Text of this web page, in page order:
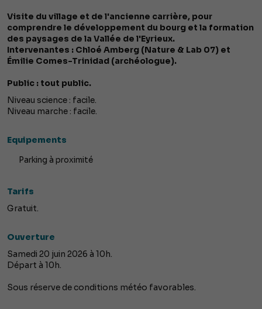
Visite du village et de l'ancienne carrière, pour
comprendre le développement du bourg et la formation
des paysages de la Vallée de l'Eyrieux.
Intervenantes : Chloé Amberg (Nature & Lab 07) et
Émilie Comes-Trinidad (archéologue).
Public : tout public.
Niveau science : facile.
Niveau marche : facile.
Equipements
Parking à proximité
Tarifs
Gratuit.
Ouverture
Samedi 20 juin 2026 à 10h.
Départ à 10h.
Sous réserve de conditions météo favorables.